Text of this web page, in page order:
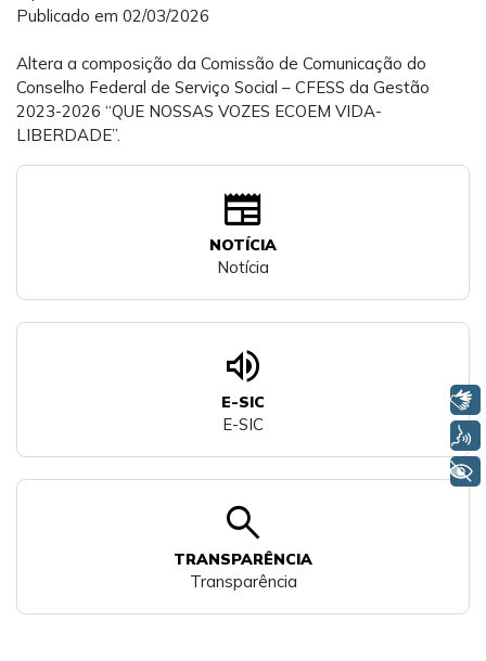
Publicado em 02/03/2026
Altera a composição da Comissão de Comunicação do
Conselho Federal de Serviço Social – CFESS da Gestão
2023-2026 “QUE NOSSAS VOZES ECOEM VIDA-
LIBERDADE”.
newspaper
NOTÍCIA
Notícia
volume_up
E-SIC
E-SIC
search
TRANSPARÊNCIA
Transparência